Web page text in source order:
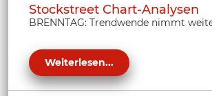
Stockstreet Chart-Analysen
BRENNTAG: Trendwende nimmt
Weiterlesen...